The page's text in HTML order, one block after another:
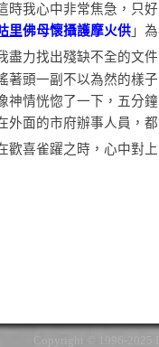
時我心中非常焦急，只
里佛母懷攝護摩火供」
盡力找出殘缺不全的文
著頭一副不以為然的樣
神情恍惚了一下，五分
外面的市府辦事人員，
歡喜雀躍之時，心中對
Copyright © 1996-2025